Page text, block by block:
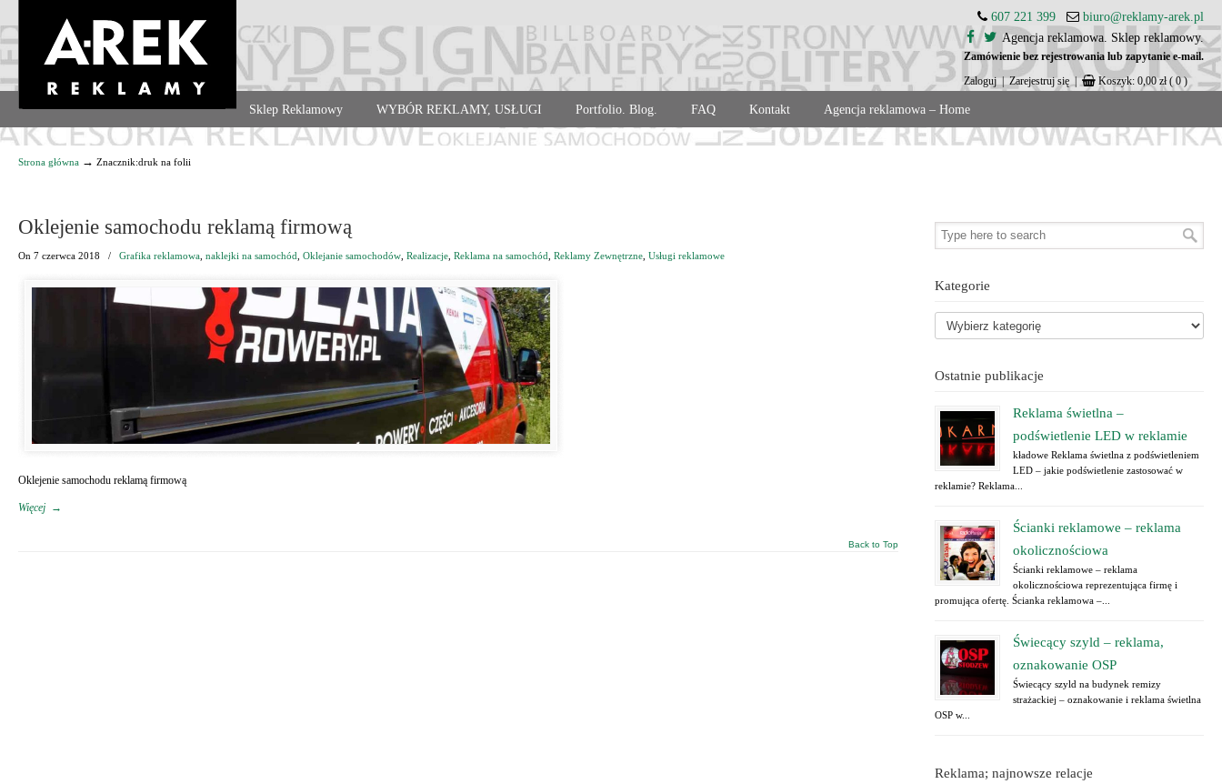
Agencja reklamowa. Reklama – usługi, druk
607 221 399
biuro@reklamy-arek.pl
Agencja reklamowa. Sklep reklamowy.
Zamówienie bez rejestrowania lub zapytanie e-mail.
Zaloguj | Zarejestruj się | Koszyk: 0,00zł ( 0 )
Sklep Reklamowy WYBÓR REKLAMY, USŁUGI Portfolio. Blog. FAQ Kontakt Agencja reklamowa – Home
Strona główna → Znacznik:druk na folii
Oklejenie samochodu reklamą firmową
On 7 czerwca 2018 / Grafika reklamowa naklejki na samochód Oklejanie samochodów Realizacje Reklama na samochód Reklamy Zewnętrzne Usługi reklamowe
Oklejenie samochodu reklamą firmową
Więcej →
Back to Top
Kategorie
Ostatnie publikacje
Reklama świetlna –
podświetlenie LED w reklamie
kładowe Reklama świetlna z podświetleniem
LED – jakie podświetlenie zastosować w
reklamie? Reklama...
Ścianki reklamowe – reklama
okolicznościowa
Ścianki reklamowe – reklama
okolicznościowa reprezentująca firmę i
promująca ofertę. Ścianka reklamowa –...
Świecący szyld – reklama,
oznakowanie OSP
Świecący szyld na budynek remizy
strażackiej – oznakowanie i reklama świetlna
OSP w...
Reklama; najnowsze relacje